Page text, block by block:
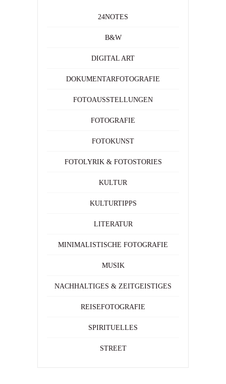
24NOTES
B&W
DIGITAL ART
DOKUMENTARFOTOGRAFIE
FOTOAUSSTELLUNGEN
FOTOGRAFIE
FOTOKUNST
FOTOLYRIK & FOTOSTORIES
KULTUR
KULTURTIPPS
LITERATUR
MINIMALISTISCHE FOTOGRAFIE
MUSIK
NACHHALTIGES & ZEITGEISTIGES
REISEFOTOGRAFIE
SPIRITUELLES
STREET